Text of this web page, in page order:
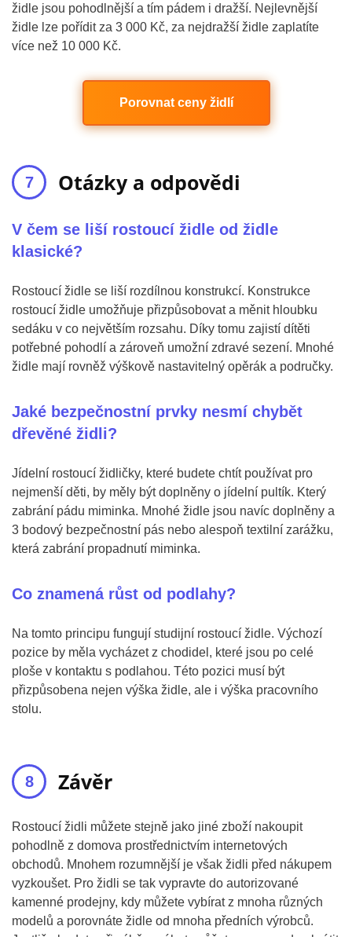
židle jsou pohodlnější a tím pádem i dražší. Nejlevnější
židle lze pořídit za 3 000 Kč, za nejdražší židle zaplatíte
více než 10 000 Kč.
Porovnat ceny židlí
Otázky a odpovědi
V čem se liší rostoucí židle od židle
klasické?
Rostoucí židle se liší rozdílnou konstrukcí. Konstrukce
rostoucí židle umožňuje přizpůsobovat a měnit hloubku
sedáku v co největším rozsahu. Díky tomu zajistí dítěti
potřebné pohodlí a zároveň umožní zdravé sezení. Mnohé
židle mají rovněž výškově nastavitelný opěrák a područky.
Jaké bezpečnostní prvky nesmí chybět
dřevěné židli?
Jídelní rostoucí židličky, které budete chtít používat pro
nejmenší děti, by měly být doplněny o jídelní pultík. Který
zabrání pádu miminka. Mnohé židle jsou navíc doplněny a
3 bodový bezpečnostní pás nebo alespoň textilní zarážku,
která zabrání propadnutí miminka.
Co znamená růst od podlahy?
Na tomto principu fungují studijní rostoucí židle. Výchozí
pozice by měla vycházet z chodidel, které jsou po celé
ploše v kontaktu s podlahou. Této pozici musí být
přizpůsobena nejen výška židle, ale i výška pracovního
stolu.
Závěr
Rostoucí židli můžete stejně jako jiné zboží nakoupit
pohodlně z domova prostřednictvím internetových
obchodů. Mnohem rozumnější je však židli před nákupem
vyzkoušet. Pro židli se tak vypravte do autorizované
kamenné prodejny, kdy můžete vybírat z mnoha různých
modelů a porovnáte židle od mnoha předních výrobců.